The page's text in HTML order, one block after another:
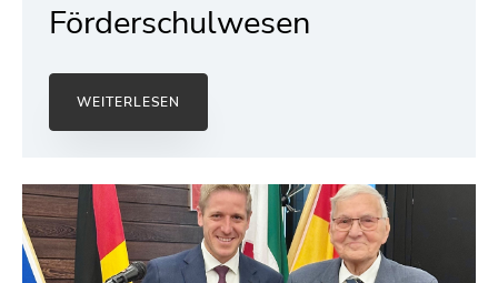
Förderschulwesen
WEITERLESEN